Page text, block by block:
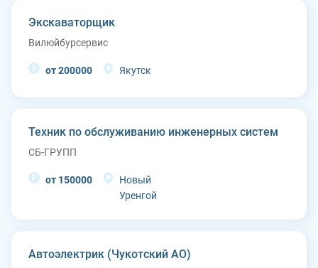
Экскаваторщик
Вилюйбурсервис
от 200000 Якутск
Техник по обслуживанию инженерных систем
СБ-ГРУПП
от 150000
Новый
Уренгой
Автоэлектрик (Чукотский АО)